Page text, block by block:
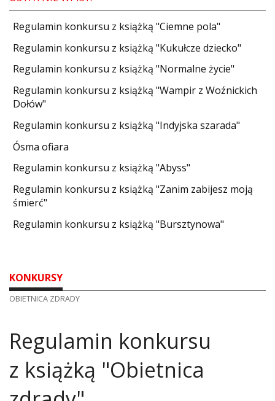
Regulamin konkursu z książką "Ciemne pola"
Regulamin konkursu z książką "Kukułcze dziecko"
Regulamin konkursu z książką "Normalne życie"
Regulamin konkursu z książką "Wampir z Woźnickich
Dołów"
Regulamin konkursu z książką "Indyjska szarada"
Ósma ofiara
Regulamin konkursu z książką "Abyss"
Regulamin konkursu z książką "Zanim zabijesz moją
śmierć"
Regulamin konkursu z książką "Bursztynowa"
KONKURSY
OBIETNICA ZDRADY
Regulamin konkursu
z książką "Obietnica